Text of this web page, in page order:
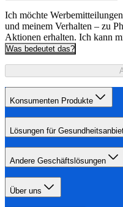
Ich möchte
und meinem Verhalten – zu
Aktionen erhalten. Ich kann
Was bedeutet das?
Konsumenten Produkte
Lösungen für
Andere Geschäftslösungen
Über uns